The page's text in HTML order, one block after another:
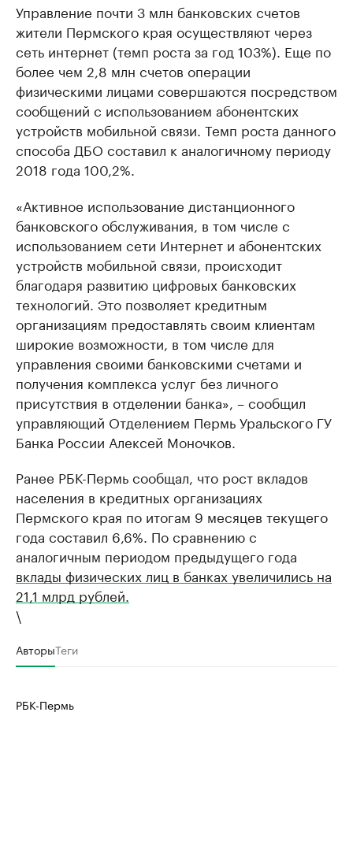
Управление почти 3 млн банковских счетов
жители Пермского края осуществляют через
сеть интернет (темп роста за год 103%). Еще по
более чем 2,8 млн счетов операции
физическими лицами совершаются посредством
сообщений с использованием абонентских
устройств мобильной связи. Темп роста данного
способа ДБО составил к аналогичному периоду
2018 года 100,2%.
«Активное использование дистанционного
банковского обслуживания, в том числе с
использованием сети Интернет и абонентских
устройств мобильной связи, происходит
благодаря развитию цифровых банковских
технологий. Это позволяет кредитным
организациям предоставлять своим клиентам
широкие возможности, в том числе для
управления своими банковскими счетами и
получения комплекса услуг без личного
присутствия в отделении банка», – сообщил
управляющий Отделением Пермь Уральского ГУ
Банка России Алексей Моночков.
Ранее РБК-Пермь сообщал, что рост вкладов
населения в кредитных организациях
Пермского края по итогам 9 месяцев текущего
года составил 6,6%. По сравнению с
аналогичным периодом предыдущего года
вклады физических лиц в банках увеличились на
21,1 млрд рублей.
\
АвторыТеги
РБК-Пермь